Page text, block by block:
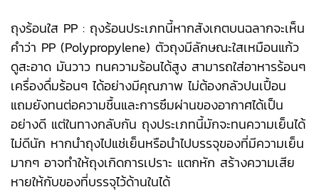
ถุงร้อนใส PP : ถุงร้อนประเภทนี้หากสังเกตบนฉลากจะเห็น
คำว่า PP (Polypropylene) ตัวถุงมีลักษณะใสเหมือนแก้ว
ดูสะอาด มันวาว ทนความร้อนได้สูง สามารถใส่อาหารร้อนๆ
เครื่องดื่มร้อนๆ ได้อย่างมีคุณภาพ ไม่ต้องกลัวปนเปื้อน
แถมยังทนต่อความชื้นและการซึมผ่านของอากาศได้เป็น
อย่างดี แต่ในทางกลับกัน ถุงประเภทนี้มักจะทนความเย็นได้
ไม่ดีนัก หากนำถุงไปแช่เย็นหรือนำไปบรรจุของที่มีความเย็น
มากๆ อาจทำให้ถุงเกิดการเปราะ แตกหัก สร้างความเสีย
หายให้กับของที่บรรจุไว้ด้านในได้